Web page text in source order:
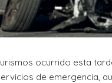
ocurrido esta
de emergencia,